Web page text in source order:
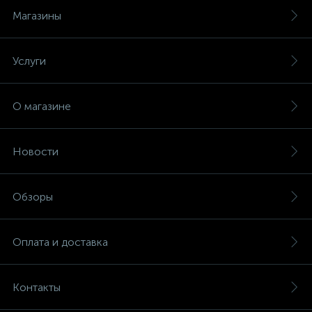
Магазины
Услуги
О магазине
Новости
Обзоры
Оплата и доставка
Контакты